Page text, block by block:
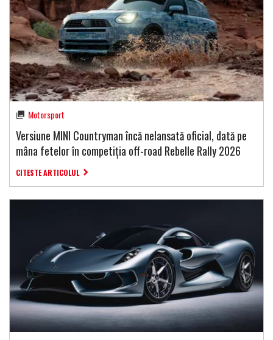
Motorsport
Versiune MINI Countryman încă nelansată oficial, dată pe
mâna fetelor în competiția off-road Rebelle Rally 2026
CITESTE ARTICOLUL